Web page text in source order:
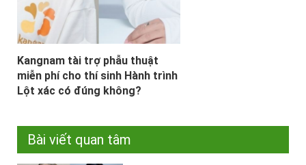
Kangnam tài trợ phẫu thuật
miễn phí cho thí sinh Hành trình
Lột xác có đúng không?
Bài viết quan tâm